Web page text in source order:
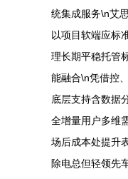
统集成服务\n艾
以项目软端应标
理长期平稳托管
能融合\n凭借控
底层支持含数据
全增量用户多维
场后成本处提升
除电总但轻领先